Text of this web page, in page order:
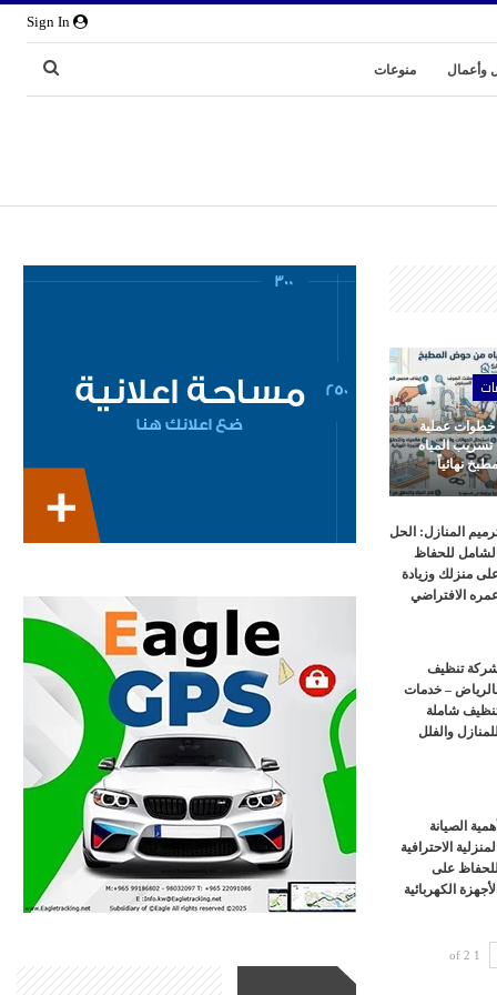
وأعمال منوعات
خطوات عملية
المياه
نهائياً
المنازل: الحل
الشامل للحفاظ
منزلك وزيادة
الافتراضي
تنظيف
– خدمات
شاملة
للمنازل والفلل
أهمية الصيانة
المنزلية الاحترافية
للحفاظ على
الأجهزة الكهربائية
1 of 2